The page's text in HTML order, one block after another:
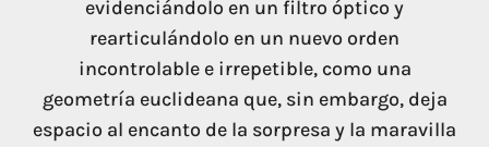
evidenciándolo en un filtro óptico y
rearticulándolo en un nuevo orden
incontrolable e irrepetible, como una
geometría euclideana que, sin embargo, deja
espacio al encanto de la sorpresa y la maravilla